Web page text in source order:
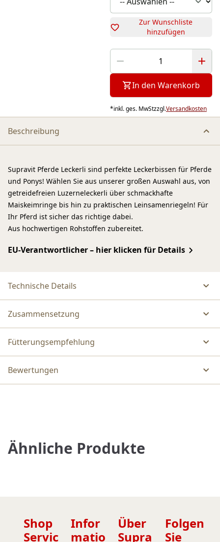
Zur Wunschliste
hinzufügen
In den Warenkorb
*inkl. ges. MwStzzgl.Versandkosten
Beschreibung
Supravit Pferde Leckerli sind perfekte Leckerbissen für Pferde
und Ponys! Wählen Sie aus unserer großen Auswahl aus, von
getreidefreien Luzerneleckerli über schmackhafte
Maiskeimringe bis hin zu praktischen Leinsamenriegeln! Für
Ihr Pferd ist sicher das richtige dabei.
Aus hochwertigen Rohstoffen zubereitet.
EU-Verantwortlicher – hier klicken für Details
Technische Details
Zusammensetzung
Fütterungsempfehlung
Bewertungen
Ähnliche Produkte
Shop
Servic
Infor
matio
Über
Supra
Folgen
Sie